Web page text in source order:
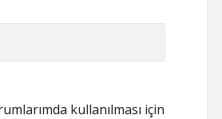
kullanılması için